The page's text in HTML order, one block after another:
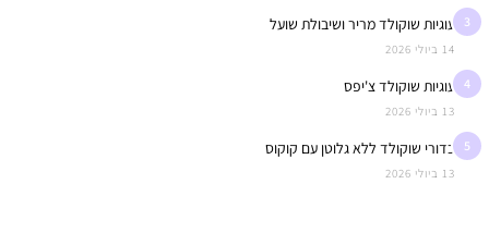
3 עוגיות שוקולד מריר ושיבולת שועל
14 ביולי 2026
4 עוגיות שוקולד צ'יפס
13 ביולי 2026
5 כדורי שוקולד ללא גלוטן עם קוקוס
13 ביולי 2026